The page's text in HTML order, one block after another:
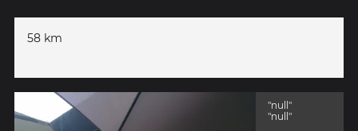
58 km
"null"
"null"